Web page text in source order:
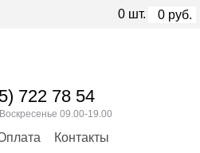
722 78 54
09.00-19.00
Контакты
0 шт. 0 руб.